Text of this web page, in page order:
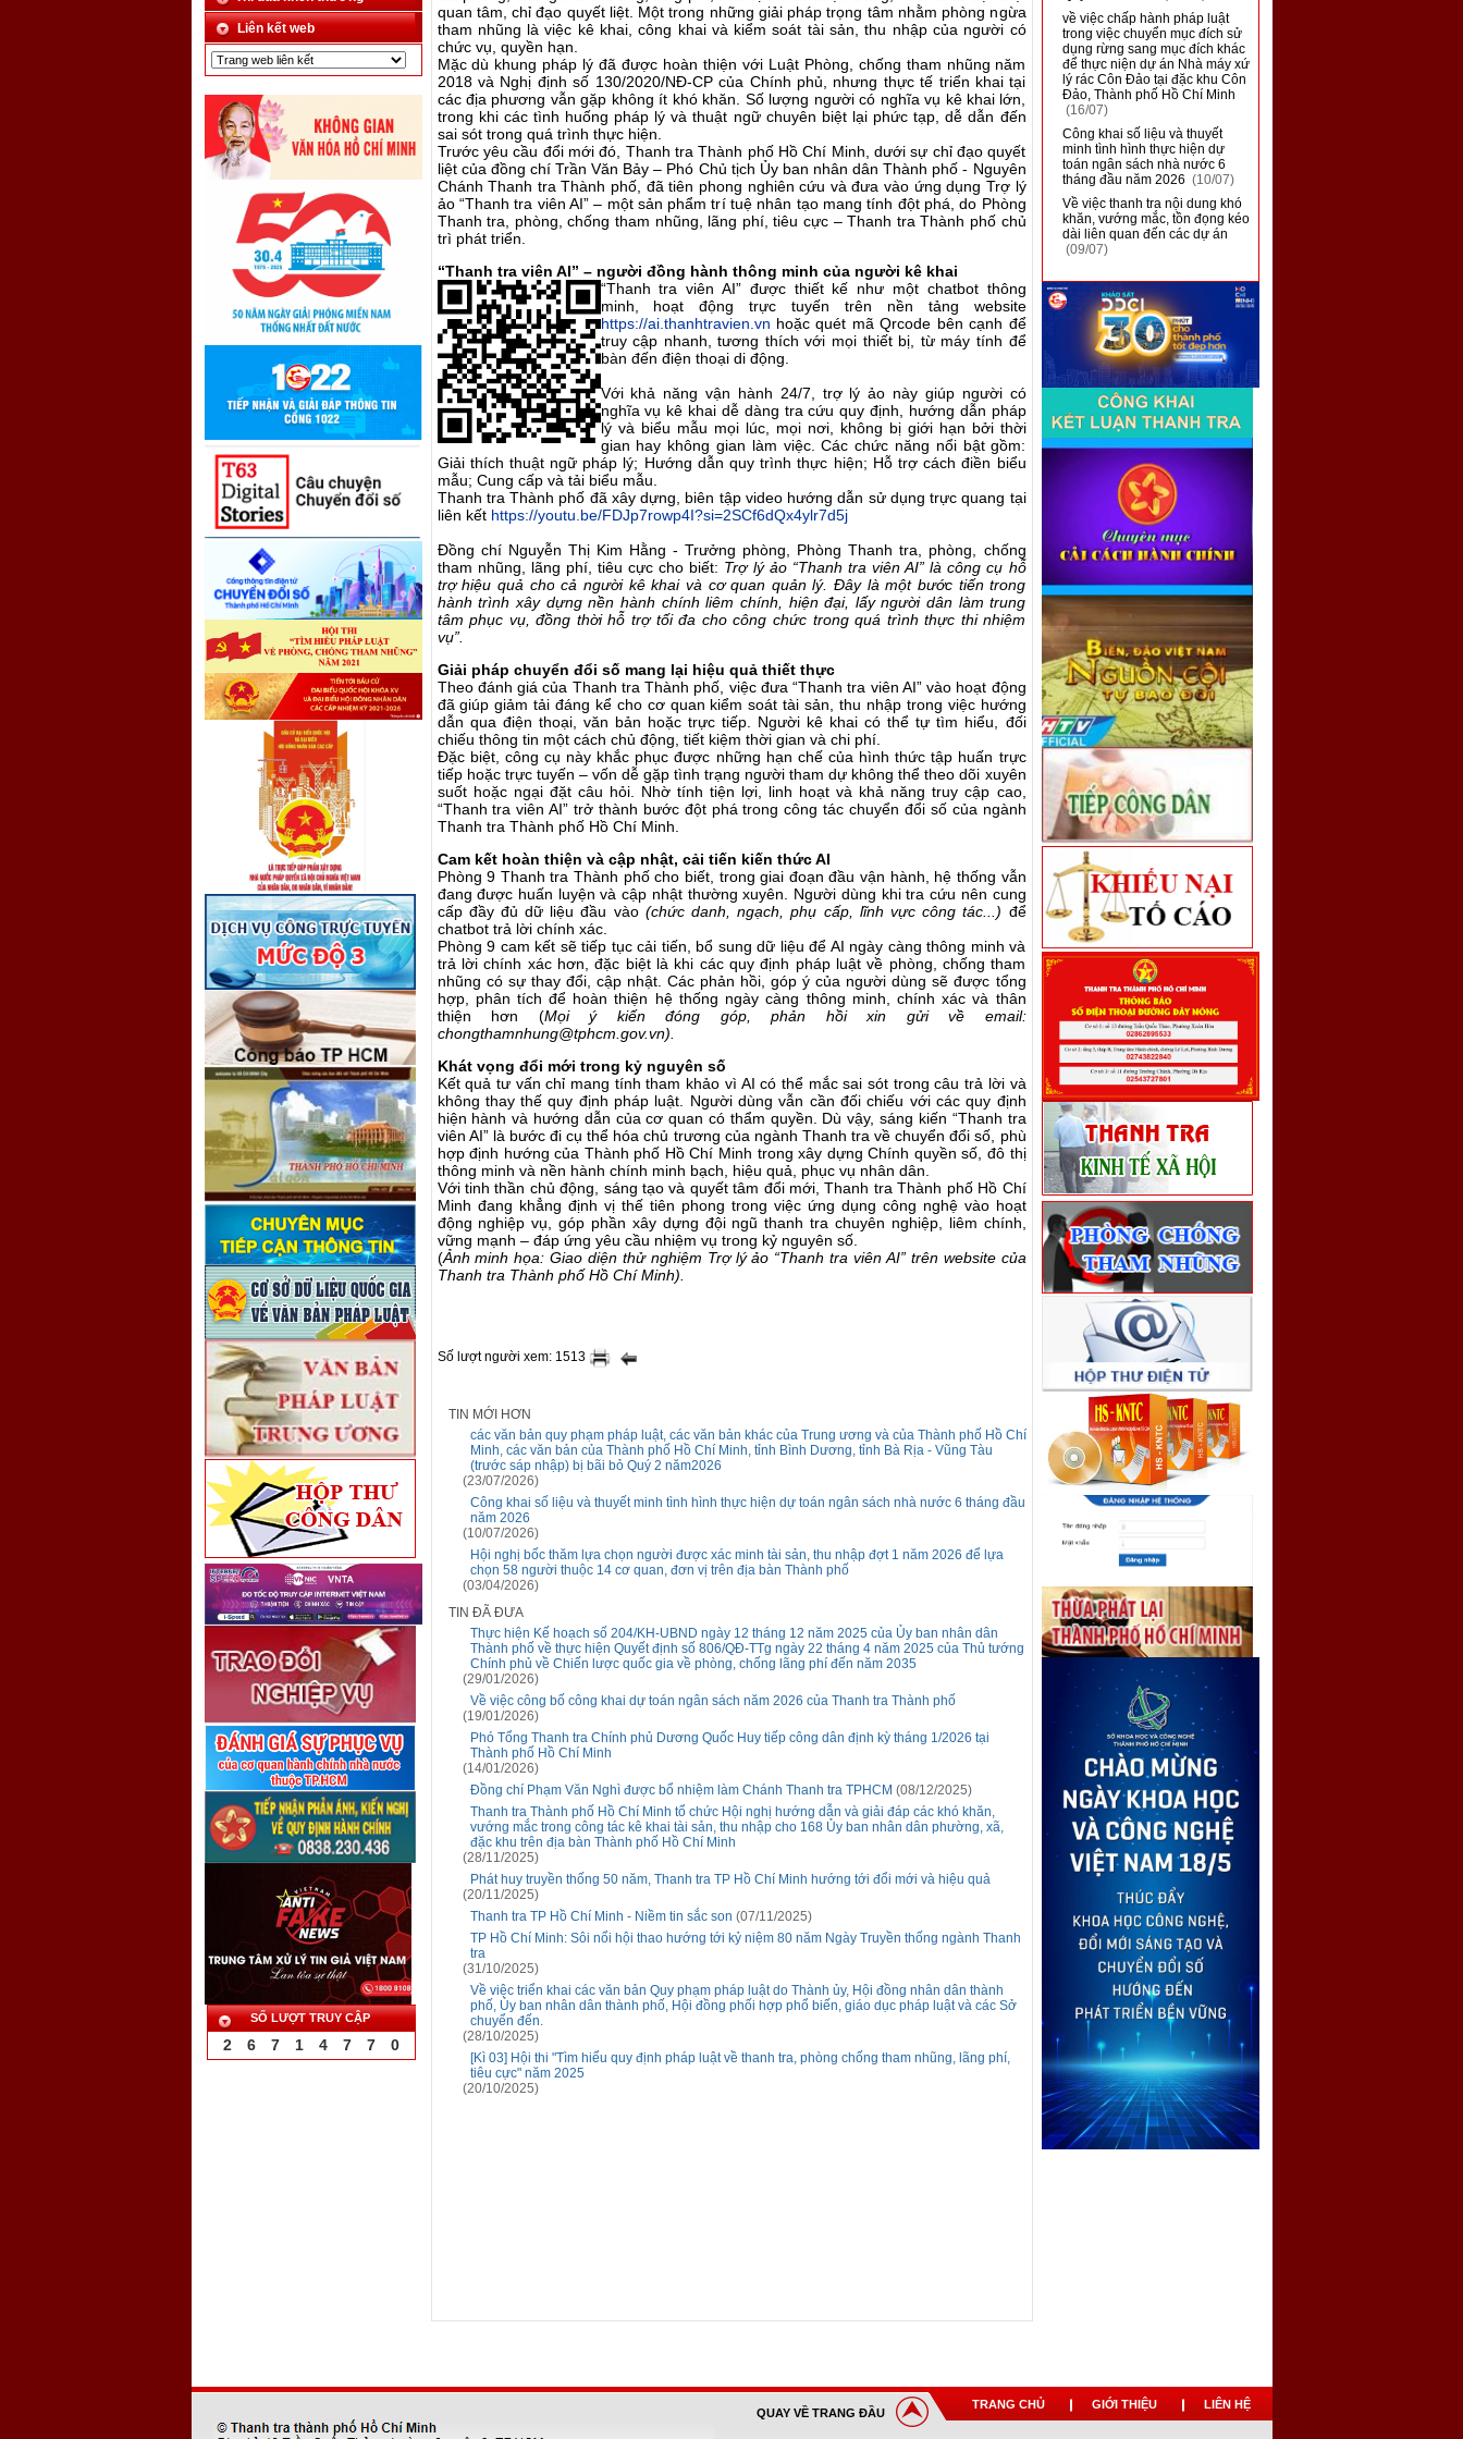
Liên kết web
SỐ LƯỢT TRUY CẬP
2 6 7 1 4 7 7 0
quan tâm, chỉ đạo quyết liệt. Một trong những giải pháp trọng tâm nhằm phòng ngừa
tham nhũng là việc kê khai, công khai và kiểm soát tài sản, thu nhập của người có
chức vụ, quyền hạn.
Mặc dù khung pháp lý đã được hoàn thiện với Luật Phòng, chống tham nhũng năm
2018 và Nghị định số 130/2020/NĐ-CP của Chính phủ, nhưng thực tế triển khai tại
các địa phương vẫn gặp không ít khó khăn. Số lượng người có nghĩa vụ kê khai lớn,
trong khi các tình huống pháp lý và thuật ngữ chuyên biệt lại phức tạp, dễ dẫn đến
sai sót trong quá trình thực hiện.
Trước yêu cầu đổi mới đó, Thanh tra Thành phố Hồ Chí Minh, dưới sự chỉ đạo quyết
liệt của đồng chí Trần Văn Bảy – Phó Chủ tịch Ủy ban nhân dân Thành phố - Nguyên
Chánh Thanh tra Thành phố, đã tiên phong nghiên cứu và đưa vào ứng dụng Trợ lý
ảo “Thanh tra viên AI” – một sản phẩm trí tuệ nhân tạo mang tính đột phá, do Phòng
Thanh tra, phòng, chống tham nhũng, lãng phí, tiêu cực – Thanh tra Thành phố chủ
trì phát triển.
“Thanh tra viên AI” – người đồng hành thông minh của người kê khai
“Thanh tra viên AI” được thiết kế như một chatbot thông
minh, hoạt động trực tuyến trên nền tảng website
https://ai.thanhtravien.vn hoặc quét mã Qrcode bên cạnh để
truy cập nhanh, tương thích với mọi thiết bị, từ máy tính để
bàn đến điện thoại di động.
Với khả năng vận hành 24/7, trợ lý ảo này giúp người có
nghĩa vụ kê khai dễ dàng tra cứu quy định, hướng dẫn pháp
lý và biểu mẫu mọi lúc, mọi nơi, không bị giới hạn bởi thời
gian hay không gian làm việc. Các chức năng nổi bật gồm:
Giải thích thuật ngữ pháp lý; Hướng dẫn quy trình thực hiện; Hỗ trợ cách điền biểu
mẫu; Cung cấp và tải biểu mẫu.
Thanh tra Thành phố đã xây dựng, biên tập video hướng dẫn sử dụng trực quang tại
liên kết https://youtu.be/FDJp7rowp4I?si=2SCf6dQx4ylr7d5j
Đồng chí Nguyễn Thị Kim Hằng - Trưởng phòng, Phòng Thanh tra, phòng, chống
tham nhũng, lãng phí, tiêu cực cho biết: Trợ lý ảo “Thanh tra viên AI” là công cụ hỗ
trợ hiệu quả cho cả người kê khai và cơ quan quản lý. Đây là một bước tiến trong
hành trình xây dựng nền hành chính liêm chính, hiện đại, lấy người dân làm trung
tâm phục vụ, đồng thời hỗ trợ tối đa cho công chức trong quá trình thực thi nhiệm
vụ”.
Giải pháp chuyển đổi số mang lại hiệu quả thiết thực
Theo đánh giá của Thanh tra Thành phố, việc đưa “Thanh tra viên AI” vào hoạt động
đã giúp giảm tải đáng kể cho cơ quan kiểm soát tài sản, thu nhập trong việc hướng
dẫn qua điện thoại, văn bản hoặc trực tiếp. Người kê khai có thể tự tìm hiểu, đối
chiếu thông tin một cách chủ động, tiết kiệm thời gian và chi phí.
Đặc biệt, công cụ này khắc phục được những hạn chế của hình thức tập huấn trực
tiếp hoặc trực tuyến – vốn dễ gặp tình trạng người tham dự không thể theo dõi xuyên
suốt hoặc ngại đặt câu hỏi. Nhờ tính tiện lợi, linh hoạt và khả năng truy cập cao,
“Thanh tra viên AI” trở thành bước đột phá trong công tác chuyển đổi số của ngành
Thanh tra Thành phố Hồ Chí Minh.
Cam kết hoàn thiện và cập nhật, cải tiến kiến thức AI
Phòng 9 Thanh tra Thành phố cho biết, trong giai đoạn đầu vận hành, hệ thống vẫn
đang được huấn luyện và cập nhật thường xuyên. Người dùng khi tra cứu nên cung
cấp đầy đủ dữ liệu đầu vào (chức danh, ngạch, phụ cấp, lĩnh vực công tác...) để
chatbot trả lời chính xác.
Phòng 9 cam kết sẽ tiếp tục cải tiến, bổ sung dữ liệu để AI ngày càng thông minh và
trả lời chính xác hơn, đặc biệt là khi các quy định pháp luật về phòng, chống tham
nhũng có sự thay đổi, cập nhật. Các phản hồi, góp ý của người dùng sẽ được tổng
hợp, phân tích để hoàn thiện hệ thống ngày càng thông minh, chính xác và thân
thiện hơn (Mọi ý kiến đóng góp, phản hồi xin gửi về email:
chongthamnhung@tphcm.gov.vn).
Khát vọng đổi mới trong kỷ nguyên số
Kết quả tư vấn chỉ mang tính tham khảo vì AI có thể mắc sai sót trong câu trả lời và
không thay thế quy định pháp luật. Người dùng vẫn cần đối chiếu với các quy định
hiện hành và hướng dẫn của cơ quan có thẩm quyền. Dù vậy, sáng kiến “Thanh tra
viên AI” là bước đi cụ thể hóa chủ trương của ngành Thanh tra về chuyển đổi số, phù
hợp định hướng của Thành phố Hồ Chí Minh trong xây dựng Chính quyền số, đô thị
thông minh và nền hành chính minh bạch, hiệu quả, phục vụ nhân dân.
Với tinh thần chủ động, sáng tạo và quyết tâm đổi mới, Thanh tra Thành phố Hồ Chí
Minh đang khẳng định vị thế tiên phong trong việc ứng dụng công nghệ vào hoạt
động nghiệp vụ, góp phần xây dựng đội ngũ thanh tra chuyên nghiệp, liêm chính,
vững mạnh – đáp ứng yêu cầu nhiệm vụ trong kỷ nguyên số.
(Ảnh minh họa: Giao diện thử nghiệm Trợ lý ảo “Thanh tra viên AI” trên website của
Thanh tra Thành phố Hồ Chí Minh).
Số lượt người xem: 1513
TIN MỚI HƠN
các văn bản quy phạm pháp luật, các văn bản khác của Trung ương và của Thành phố Hồ Chí
Minh, các văn bản của Thành phố Hồ Chí Minh, tỉnh Bình Dương, tỉnh Bà Rịa - Vũng Tàu
(trước sáp nhập) bị bãi bỏ Quý 2 năm2026
(23/07/2026)
Công khai số liệu và thuyết minh tình hình thực hiện dự toán ngân sách nhà nước 6 tháng đầu
năm 2026
(10/07/2026)
Hội nghị bốc thăm lựa chọn người được xác minh tài sản, thu nhập đợt 1 năm 2026 để lựa
chọn 58 người thuộc 14 cơ quan, đơn vị trên địa bàn Thành phố
(03/04/2026)
TIN ĐÃ ĐƯA
Thực hiện Kế hoạch số 204/KH-UBND ngày 12 tháng 12 năm 2025 của Ủy ban nhân dân
Thành phố về thực hiện Quyết định số 806/QĐ-TTg ngày 22 tháng 4 năm 2025 của Thủ tướng
Chính phủ về Chiến lược quốc gia về phòng, chống lãng phí đến năm 2035
(29/01/2026)
Về việc công bố công khai dự toán ngân sách năm 2026 của Thanh tra Thành phố
(19/01/2026)
Phó Tổng Thanh tra Chính phủ Dương Quốc Huy tiếp công dân định kỳ tháng 1/2026 tại
Thành phố Hồ Chí Minh
(14/01/2026)
Đồng chí Phạm Văn Nghì được bổ nhiệm làm Chánh Thanh tra TPHCM (08/12/2025)
Thanh tra Thành phố Hồ Chí Minh tổ chức Hội nghị hướng dẫn và giải đáp các khó khăn,
vướng mắc trong công tác kê khai tài sản, thu nhập cho 168 Ủy ban nhân dân phường, xã,
đặc khu trên địa bàn Thành phố Hồ Chí Minh
(28/11/2025)
Phát huy truyền thống 50 năm, Thanh tra TP Hồ Chí Minh hướng tới đổi mới và hiệu quả
(20/11/2025)
Thanh tra TP Hồ Chí Minh - Niềm tin sắc son (07/11/2025)
TP Hồ Chí Minh: Sôi nổi hội thao hướng tới kỷ niệm 80 năm Ngày Truyền thống ngành Thanh
tra
(31/10/2025)
Về việc triển khai các văn bản Quy phạm pháp luật do Thành ủy, Hội đồng nhân dân thành
phố, Ủy ban nhân dân thành phố, Hội đồng phối hợp phổ biến, giáo dục pháp luật và các Sở
chuyển đến.
(28/10/2025)
[Kì 03] Hội thi "Tìm hiểu quy định pháp luật về thanh tra, phòng chống tham nhũng, lãng phí,
tiêu cực" năm 2025
(20/10/2025)
về việc chấp hành pháp luật
trong việc chuyển mục đích sử
dụng rừng sang mục đích khác
để thực niện dự án Nhà máy xứ
lý rác Côn Đảo tại đặc khu Côn
Đảo, Thành phố Hồ Chí Minh
(16/07)
Công khai số liệu và thuyết
minh tình hình thực hiện dự
toán ngân sách nhà nước 6
tháng đầu năm 2026 (10/07)
Về việc thanh tra nội dung khó
khăn, vướng mắc, tồn đọng kéo
dài liên quan đến các dự án
(09/07)
TRANG CHỦ GIỚI THIỆU LIÊN HỆ
QUAY VỀ TRANG ĐẦU